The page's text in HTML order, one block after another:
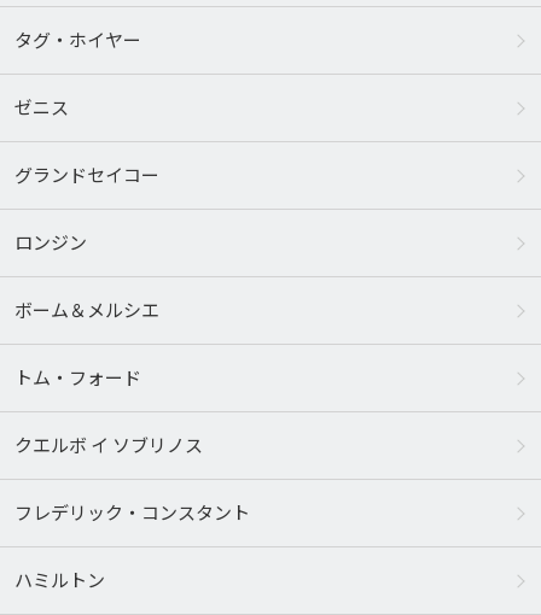
タグ・ホイヤー
ゼニス
グランドセイコー
ロンジン
ボーム＆メルシエ
トム・フォード
クエルボ イ ソブリノス
フレデリック・コンスタント
ハミルトン